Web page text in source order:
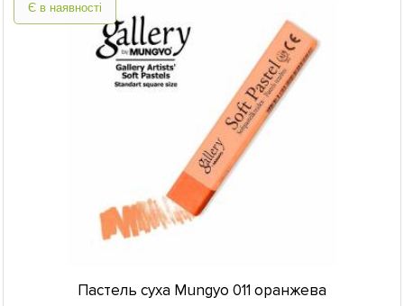
Є в наявності
Пастель суха Mungyo 011 оранжева